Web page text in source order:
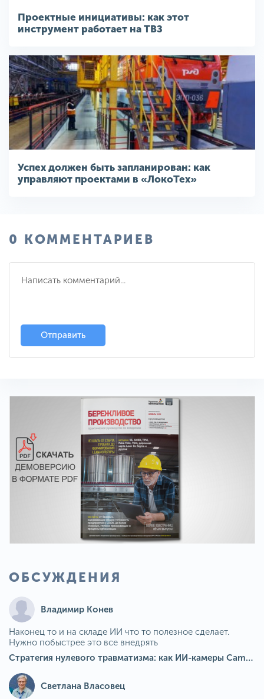
Проектные инициативы: как этот
инструмент работает на ТВЗ
Успех должен быть запланирован: как
управляют проектами в «ЛокоТех»
0 КОММЕНТАРИЕВ
Отправить
ОБСУЖДЕНИЯ
Владимир Конев
Наконец то и на складе ИИ что то полезное сделает.
Нужно побыстрее это все внедрять
Стратегия нулевого травматизма: как ИИ-камеры Camkord снижают риск наезда на пешехода при работе на погрузчике
Светлана Власовец